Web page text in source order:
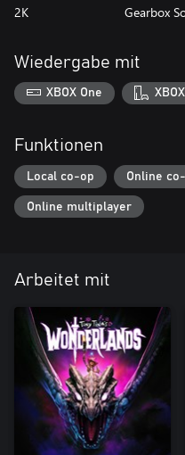
2K Gearbox
Wiedergabe mit
XBOX One
Funktionen
Local co-op Online
Online multiplayer
Arbeitet mit